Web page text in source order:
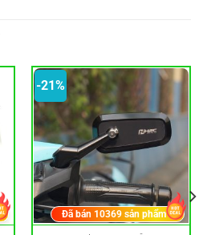
-21%
Đã bán 10369 sản phẩm